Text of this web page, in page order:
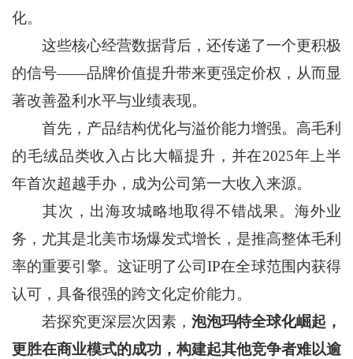
化。
这些核心经营数据背后，还传递了一个更积极
的信号——品牌价值提升带来更强定价权，从而显
著改善盈利水平与业绩表现。
首先，产品结构优化与溢价能力增强。高毛利
的毛绒品类收入占比大幅提升，并在2025年上半
年首次超越手办，成为公司第一大收入来源。
其次，出海攻城略地取得不错战果。海外业
务，尤其是北美市场爆发式增长，是推高整体毛利
率的重要引擎。这证明了公司IP在全球范围内获得
认可，具备很强的跨文化定价能力。
若探究更深层次因素，泡泡玛特全球化崛起，
更胜在商业模式的成功，构建起其他竞争者难以逾